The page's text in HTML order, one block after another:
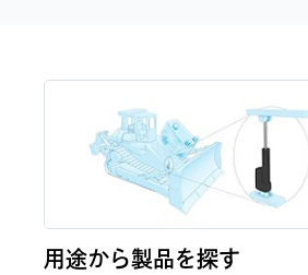
用途から製品を探す